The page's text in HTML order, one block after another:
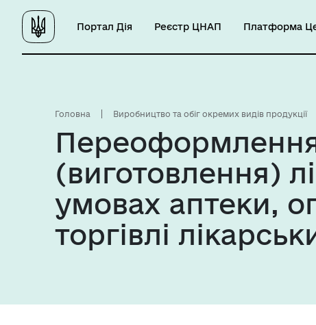
Портал Дія Реєстр ЦНАП Платформа
Головна Виробництво та обіг окремих видів продукції
Переоформлення
(виготовлення)
умовах аптеки,
торгівлі